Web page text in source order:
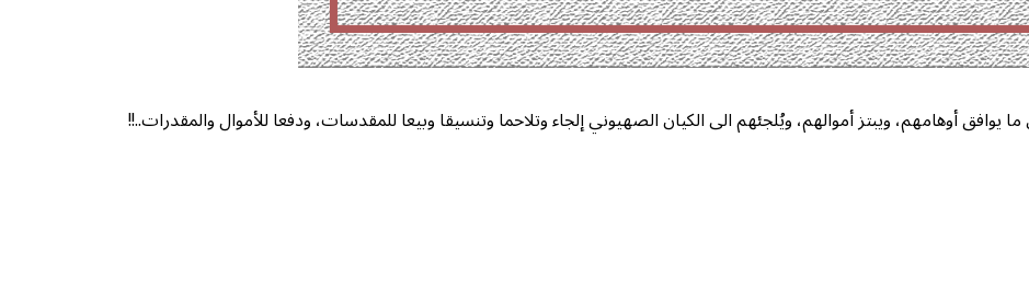
أوهامهم، ويبتز أموالهم، ويُلجئهم الى الكيان الصهيوني إلجاء وتلاحما وتنسيقا وبيعا للمقدسات، ودفعا للأموال والمقدرات..!!